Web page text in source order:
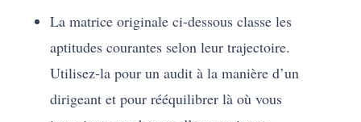
La matrice originale ci-dessous classe les
aptitudes courantes selon leur trajectoire.
Utilisez-la pour un audit à la manière d’un
dirigeant et pour rééquilibrer là où vous